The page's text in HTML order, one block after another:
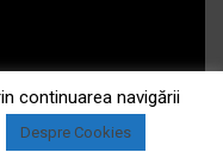
continuarea navigării
Despre Cookies